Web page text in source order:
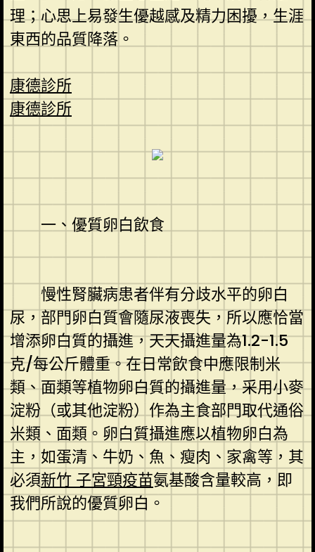
理；心思上易發生優越感及精力困擾，生涯
東西的品質降落。
康德診所
康德診所
一、優質卵白飲食
慢性腎臟病患者伴有分歧水平的卵白
尿，部門卵白質會隨尿液喪失，所以應恰當
增添卵白質的攝進，天天攝進量為1.2-1.5
克/每公斤體重。在日常飲食中應限制米
類、面類等植物卵白質的攝進量，采用小麥
淀粉（或其他淀粉）作為主食部門取代通俗
米類、面類。卵白質攝進應以植物卵白為
主，如蛋清、牛奶、魚、瘦肉、家禽等，其
必須新竹 子宮頸疫苗氨基酸含量較高，即
我們所說的優質卵白。